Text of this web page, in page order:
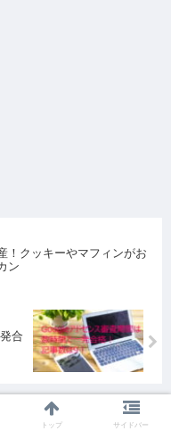
！クッキーやマフィンがお
ン
合
トップ サイドバー